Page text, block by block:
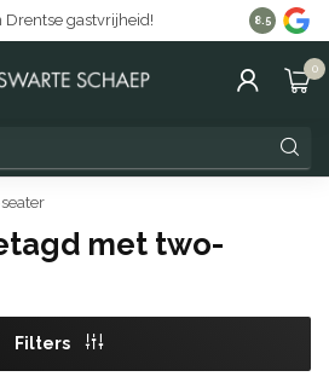
Drentse gastvrijheid! Gratis
8.5
0
met two-
Filters